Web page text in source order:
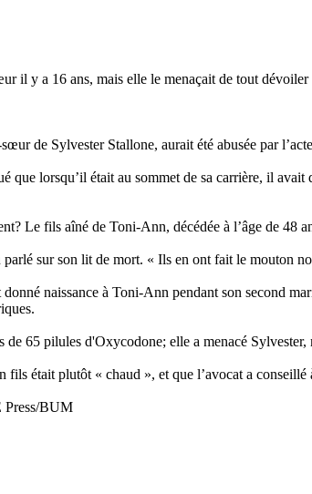
il y a 16 ans, mais elle le menaçait de tout dévoiler
de Sylvester Stallone, aurait été abusée par
que lorsqu’il était au sommet de sa carrière, il
Le fils aîné de Toni-Ann, décédée à l’âge de 48
sur son lit de mort. « Ils en ont fait le mouton
naissance à Toni-Ann pendant son second
65 pilules d'Oxycodone; elle a menacé Sylvester,
fils était plutôt « chaud », et que l’avocat a
BUM